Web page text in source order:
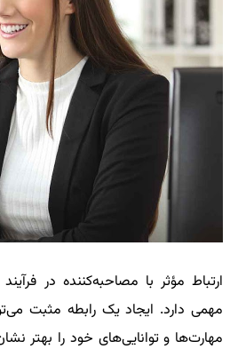
ارتباط مؤثر با مصاحبه‌کننده در
مهمی دارد. ایجاد یک رابطه مثبت
مهارت‌ها و توانایی‌های خود را بهتر